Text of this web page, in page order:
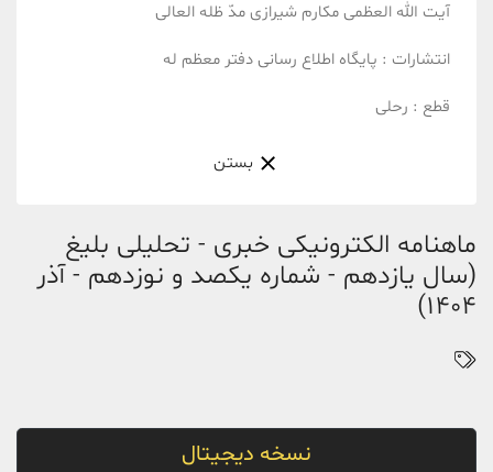
ماهنامه الکترونیکی خبری - تحلیلی بلیغ
(سال یازدهم - شماره یکصد و نوزدهم - آذر
1404)
نسخه دیجیتال
آیت الله العظمی مکارم شیرازی مدّ ظله العالی
انتشارات : پایگاه اطلاع رسانی دفتر معظم له
قطع : رحلی
بستن